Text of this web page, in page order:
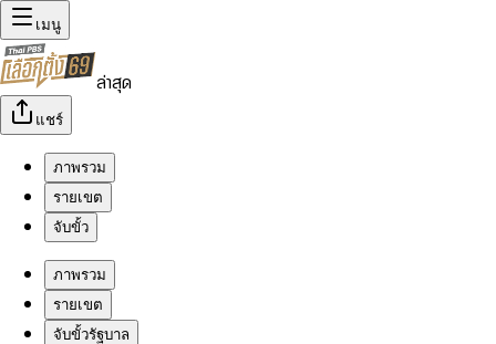
เมนู
ล่าสุด
แชร์
ภาพรวม
รายเขต
จับขั้ว
ภาพรวม
รายเขต
จับขั้วรัฐบาล